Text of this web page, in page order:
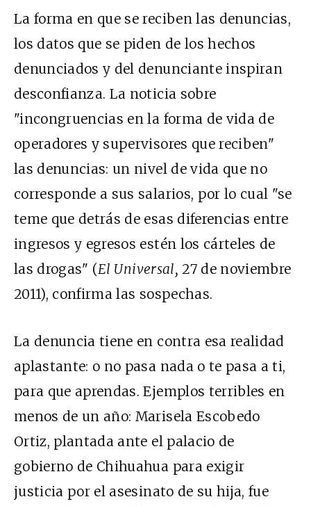
La forma en que se reciben las denuncias,
los datos que se piden de los hechos
denunciados y del denunciante inspiran
desconfianza. La noticia sobre
"incongruencias en la forma de vida de
operadores y supervisores que reciben"
las denuncias: un nivel de vida que no
corresponde a sus salarios, por lo cual "se
teme que detrás de esas diferencias entre
ingresos y egresos estén los cárteles de
las drogas" (El Universal, 27 de noviembre
2011), confirma las sospechas.
La denuncia tiene en contra esa realidad
aplastante: o no pasa nada o te pasa a ti,
para que aprendas. Ejemplos terribles en
menos de un año: Marisela Escobedo
Ortiz, plantada ante el palacio de
gobierno de Chihuahua para exigir
justicia por el asesinato de su hija, fue